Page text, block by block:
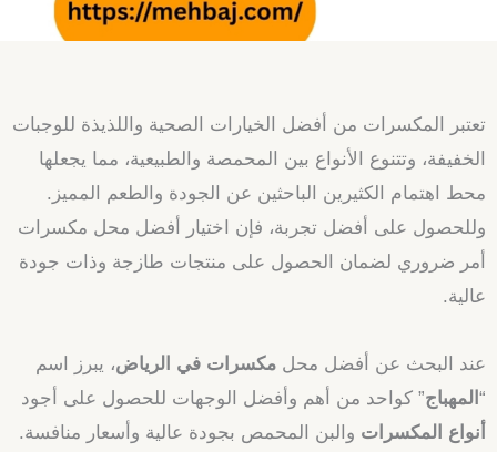
تعتبر المكسرات من أفضل الخيارات الصحية واللذيذة للوجبات
الخفيفة، وتتنوع الأنواع بين المحمصة والطبيعية، مما يجعلها
محط اهتمام الكثيرين الباحثين عن الجودة والطعم المميز.
وللحصول على أفضل تجربة، فإن اختيار أفضل محل مكسرات
أمر ضروري لضمان الحصول على منتجات طازجة وذات جودة
عالية.
عند البحث عن أفضل محل مكسرات في الرياض، يبرز اسم
“ المهباج” كواحد من أهم وأفضل الوجهات للحصول على أجود
أنواع المكسرات والبن المحمص بجودة عالية وأسعار منافسة.